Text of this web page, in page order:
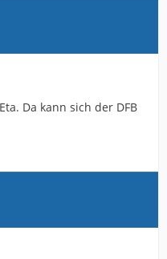
Da kann sich der DFB